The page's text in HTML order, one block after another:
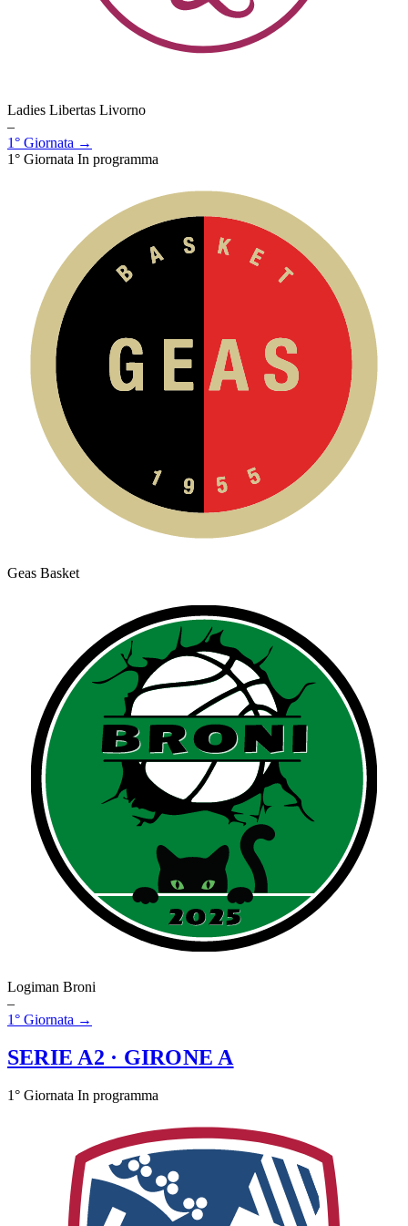
Ladies Libertas Livorno
–
1° Giornata →
1° Giornata In programma
Geas Basket
Logiman Broni
–
1° Giornata →
SERIE A2 · GIRONE A
1° Giornata In programma